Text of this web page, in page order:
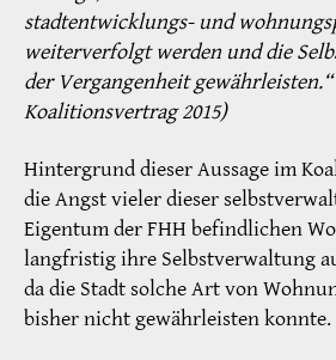
stadtentwicklungs- und
weiterverfolgt werden und die
der Vergangenheit
Koalitionsvertrag 2015)
Hintergrund dieser Aussage im
die Angst vieler dieser
Eigentum der FHH befindlichen
langfristig ihre Selbstverwaltung
da die Stadt solche Art von
bisher nicht gewährleisten konnte.